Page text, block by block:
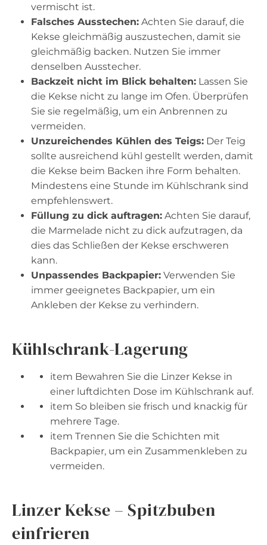
vermischt ist.
Falsches Ausstechen: Achten Sie darauf, die
Kekse gleichmäßig auszustechen, damit sie
gleichmäßig backen. Nutzen Sie immer
denselben Ausstecher.
Backzeit nicht im Blick behalten: Lassen Sie
die Kekse nicht zu lange im Ofen. Überprüfen
Sie sie regelmäßig, um ein Anbrennen zu
vermeiden.
Unzureichendes Kühlen des Teigs: Der Teig
sollte ausreichend kühl gestellt werden, damit
die Kekse beim Backen ihre Form behalten.
Mindestens eine Stunde im Kühlschrank sind
empfehlenswert.
Füllung zu dick auftragen: Achten Sie darauf,
die Marmelade nicht zu dick aufzutragen, da
dies das Schließen der Kekse erschweren
kann.
Unpassendes Backpapier: Verwenden Sie
immer geeignetes Backpapier, um ein
Ankleben der Kekse zu verhindern.
Kühlschrank-Lagerung
item Bewahren Sie die Linzer Kekse in
einer luftdichten Dose im Kühlschrank auf.
item So bleiben sie frisch und knackig für
mehrere Tage.
item Trennen Sie die Schichten mit
Backpapier, um ein Zusammenkleben zu
vermeiden.
Linzer Kekse – Spitzbuben
einfrieren